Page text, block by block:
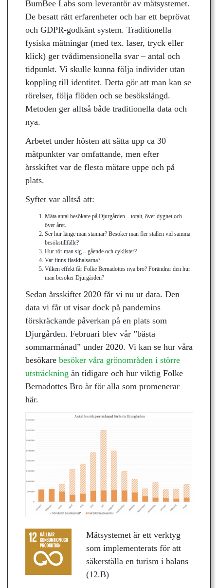
BumBee Labs som leverantör av mätsystemet.
De besatt rätt erfarenheter och har ett beprövat
och GDPR-godkänt system. Traditionella
fysiska mätningar (med tex. laser, tryck eller
klick) ger tvådimensionella svar – antal och
tidpunkt. Vi skulle kunna följa individer utan
koppling till identitet. Detta gör att man kan se
rörelser, följa flöden och se besökslängd.
Metoden ger alltså både traditionella data och
nya.
Arbetet under hösten att sätta upp ca 30
mätpunkter var omfattande, men efter
årsskiftet var de flesta mätare uppe och på
plats.
Syftet var alltså att:
Mäta antal besökare på Djurgården – totalt, över dygnet och
över året.
Ser hur länge man stannar? Besöker man fler ställen vid samma
besökstillfälle?
Hur rör man sig – gående och cyklister?
Var finns flaskhalsarna?
Vilken effekt får Folke Bernadottes nya bro? Förändrar den hur
man besöker Djurgården?
Sedan årsskiftet 2020 får vi nu ut data. Den
data vi får ut visar dock på pandemins
förskräckande påverkan på en plats som
Djurgården. Februari blev vår ”bästa
sommarmånad” under 2020. Vi kan se hur våra
besökare besöker våra grönområden i större
utsträckning än tidigare och hur viktig Folke
Bernadottes Bro är för alla som promenerar
här.
Mätsystemet är ett verktyg
som implementerats för att
säkerställa en turism i balans
(12.B)